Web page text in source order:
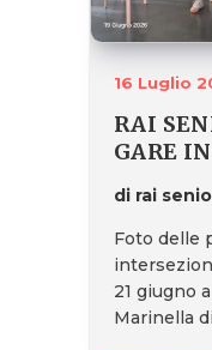
16 Luglio
RAI
GARE
di rai
Foto delle
21 giugno
Marinella